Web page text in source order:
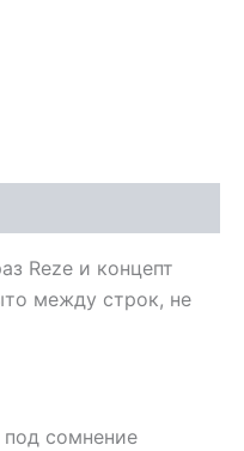
Reze и концепт
между строк, не
сомнение